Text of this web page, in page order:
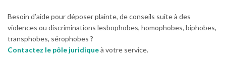
Besoin d’aide pour déposer plainte, de conseils suite à des
violences ou discriminations lesbophobes, homophobes, biphobes,
transphobes, sérophobes ?
Contactez le pôle juridiqueà votre service.